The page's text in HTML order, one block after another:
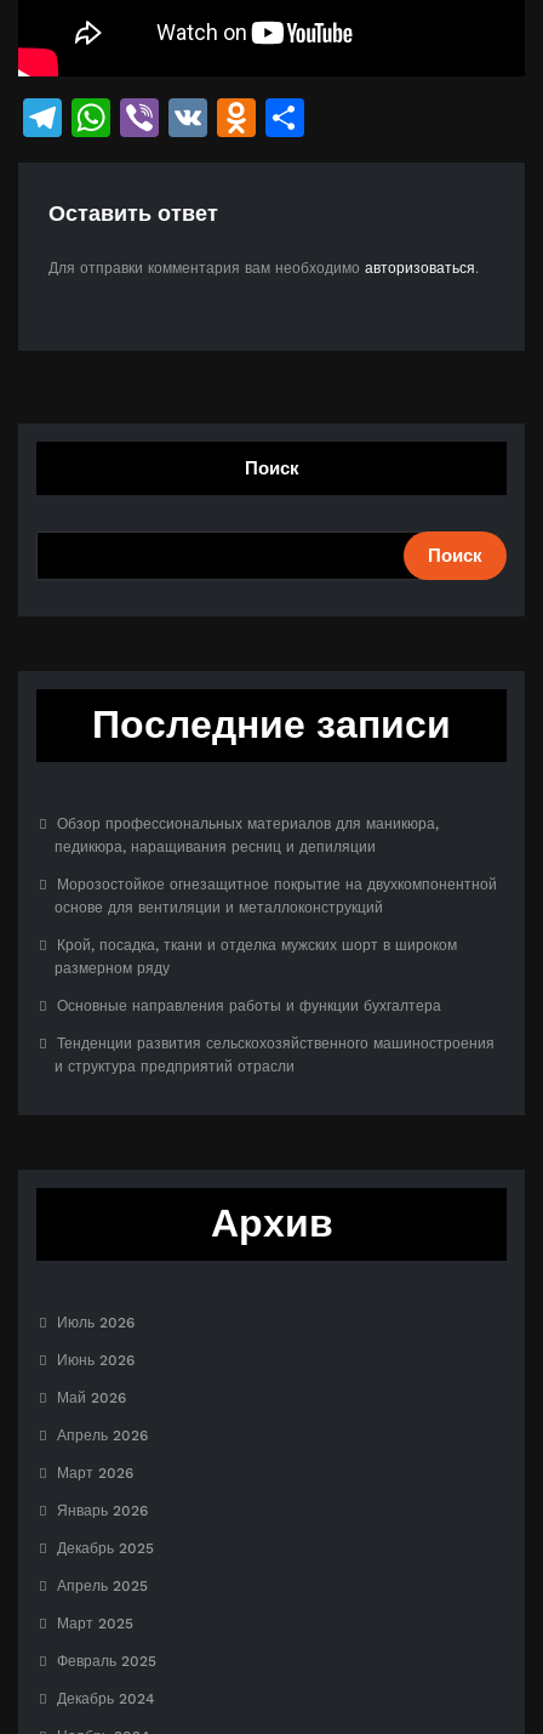
Telegram
WhatsApp
Viber
VK Odnoklassniki
Оставить ответ
Для отправки комментария вам необходимо авторизоваться.
Поиск
Поиск
Последние записи
Обзор профессиональных материалов для маникюра,
педикюра, наращивания ресниц и депиляции
Морозостойкое огнезащитное покрытие на двухкомпонентной
основе для вентиляции и металлоконструкций
Крой, посадка, ткани и отделка мужских шорт в широком
размерном ряду
Основные направления работы и функции бухгалтера
Тенденции развития сельскохозяйственного машиностроения
и структура предприятий отрасли
Архив
Июль 2026
Июнь 2026
Май 2026
Апрель 2026
Март 2026
Январь 2026
Декабрь 2025
Апрель 2025
Март 2025
Февраль 2025
Декабрь 2024